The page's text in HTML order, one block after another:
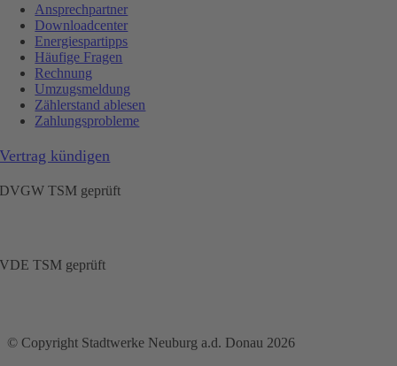
Ansprechpartner
Downloadcenter
Energiespartipps
Häufige Fragen
Rechnung
Umzugsmeldung
Zählerstand ablesen
Zahlungsprobleme
Vertrag kündigen
DVGW TSM geprüft
VDE TSM geprüft
© Copyright Stadtwerke Neuburg a.d. Donau 2026